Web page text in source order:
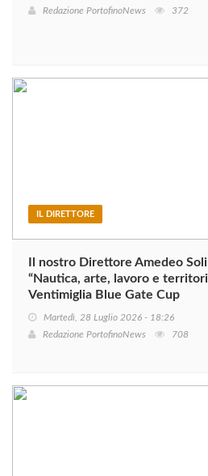
Redazione PortofinoNews
372
IL DIRETTORE
Il nostro Direttore Amedeo
“Nautica, arte, lavoro e
Ventimiglia Blue Gate Cup
Martedì, 28 Luglio 2026 - 18:26
Redazione PortofinoNews
708